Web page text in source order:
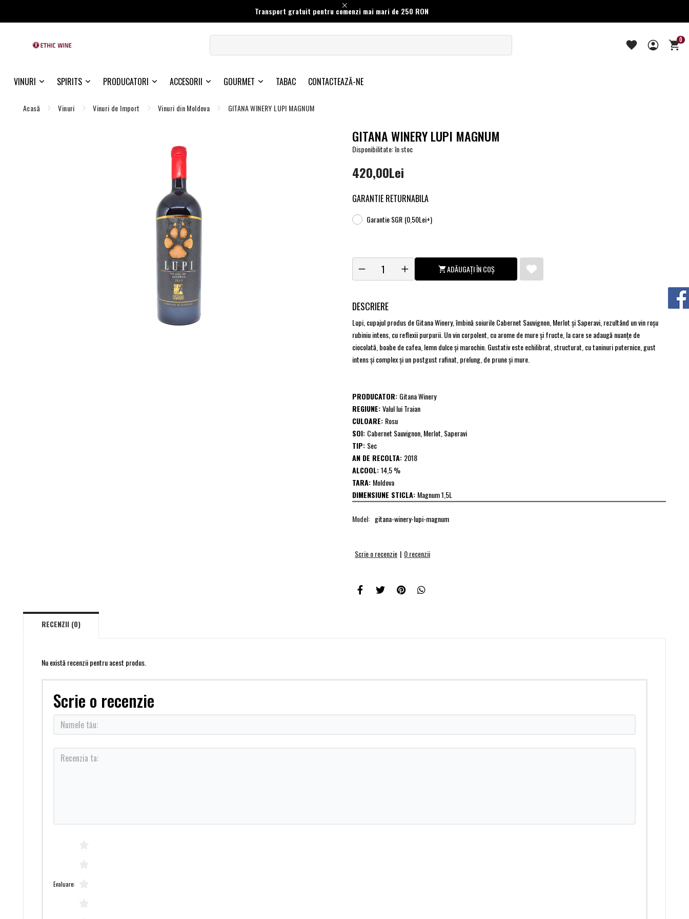
Transport gratuit pentru comenzi mai mari de 250 RON
0
VINURI SPIRITS PRODUCATORI ACCESORII GOURMET TABAC CONTACTEAZĂ-NE
Acasă Vinuri Vinuri de Import Vinuri din Moldova GITANA WINERY LUPI MAGNUM
GITANA WINERY LUPI MAGNUM
Disponibilitate: în stoc
420,00Lei
GARANTIE RETURNABILA
Garantie SGR (0,50Lei+)
ADĂUGAȚI ÎN COȘ
DESCRIERE
Lupi, cupajul produs de Gitana Winery, îmbină soiurile Cabernet Sauvignon, Merlot şi Saperavi, rezultând un vin roşu
rubiniu intens, cu reflexii purpurii. Un vin corpolent, cu arome de mure și fructe, la care se adaugă nuanțe de
ciocolată, boabe de cafea, lemn dulce și marochin. Gustativ este echilibrat, structurat, cu taninuri puternice, gust
intens și complex și un postgust rafinat, prelung, de prune și mure.
PRODUCATOR: Gitana Winery
REGIUNE:Valul lui Traian
CULOARE: Rosu
SOI: Cabernet Sauvignon, Merlot, Saperavi
TIP: Sec
AN DE RECOLTA: 2018
ALCOOL:14,5 %
TARA: Moldova
DIMENSIUNE STICLA: Magnum 1,5L
Model: gitana-winery-lupi-magnum
Scrie o recenzie | 0 recenzii
RECENZII (0)
Nu există recenzii pentru acest produs.
Scrie o recenzie
Evaluare: